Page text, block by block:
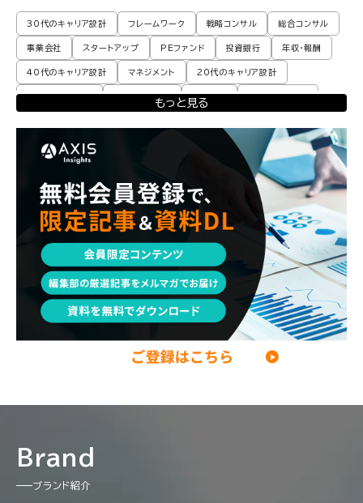
30代のキャリア設計 フレームワーク 戦略コンサル 総合コンサル
事業会社 スタートアップ PEファンド 投資銀行 年収・報酬
40代のキャリア設計 マネジメント 20代のキャリア設計
転職体験談・実例 プロモーション 業界動向 コンサル現場論
エンジニア 調査レポート 独立・フリーランス
パートナー
コンサル現場論 経営企画・事業企画 メンタルケア
パラレルキャリア ワークライフバランス 移住・二拠点生活 AI活用
DX・テクノロジー リスキリング・資格 M&A・ファイナンス
もっと見る
Brand
ブランド紹介